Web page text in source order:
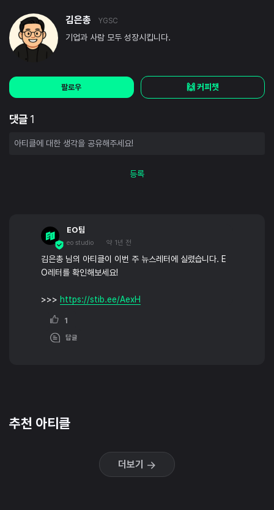
김은총 YGSC
기업과 사람 모두 성장시킵니다.
팔로우 🙌 커피챗
댓글 1
등록
EO팀
eo studio 약 1년 전
김은총 님의 아티클이 이번 주 뉴스레터에 실렸습니다. E
O레터를 확인해보세요!
>>> https://stib.ee/AexH
1
답글
추천 아티클
더보기